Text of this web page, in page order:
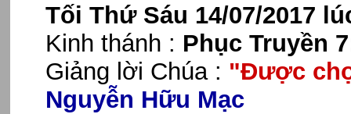
Tối Thứ Sáu 14/07/2017
Kinh thánh : Phục Truyền
Giảng lời Chúa : "Được
Nguyễn Hữu Mạc